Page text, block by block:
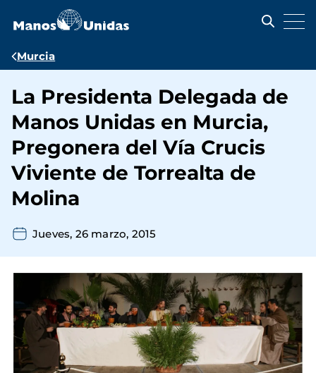
contenido
Ruta
navegación
Murcia
La Presidenta Delegada de
Manos Unidas en Murcia,
Pregonera del Vía Crucis
Viviente de Torrealta de
Molina
Jueves, 26 marzo, 2015